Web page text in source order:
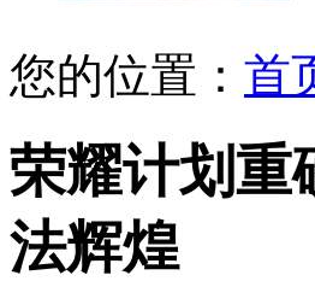
您的位置： 首
荣耀计划重
法辉煌